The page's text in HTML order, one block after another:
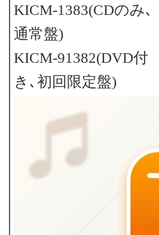
KICM-1383(CDのみ､
通常盤)
KICM-91382(DVD付
き､初回限定盤)